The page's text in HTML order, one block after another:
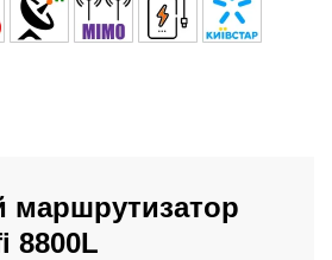
маршрутизатор
8800L